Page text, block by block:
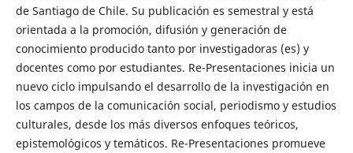
de Santiago de Chile. Su publicación es semestral y está
orientada a la promoción, difusión y generación de
conocimiento producido tanto por investigadoras (es) y
docentes como por estudiantes. Re-Presentaciones inicia un
nuevo ciclo impulsando el desarrollo de la investigación en
los campos de la comunicación social, periodismo y estudios
culturales, desde los más diversos enfoques teóricos,
epistemológicos y temáticos. Re-Presentaciones promueve